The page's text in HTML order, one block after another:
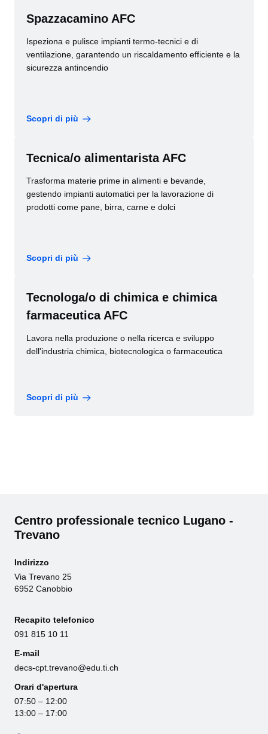
Spazzacamino AFC
Ispeziona e pulisce impianti termo-tecnici e di
ventilazione, garantendo un riscaldamento efficiente e la
sicurezza antincendio
Scopri di più
Tecnica/o alimentarista AFC
Trasforma materie prime in alimenti e bevande,
gestendo impianti automatici per la lavorazione di
prodotti come pane, birra, carne e dolci
Scopri di più
Tecnologa/o di chimica e chimica
farmaceutica AFC
Lavora nella produzione o nella ricerca e sviluppo
dell'industria chimica, biotecnologica o farmaceutica
Scopri di più
Centro professionale tecnico Lugano -
Trevano
Indirizzo
Via Trevano 25
6952 Canobbio
Recapito telefonico
091 815 10 11
E-mail
decs-cpt.trevano@edu.ti.ch
Orari d'apertura
07:50 – 12:00
13:00 – 17:00